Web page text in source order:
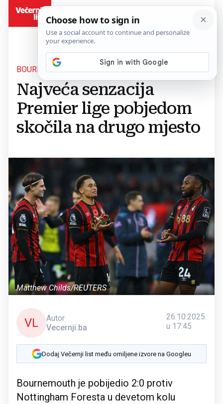
BOURNEMOUTH
Najveća senzacija
Premier lige pobjedom
skočila na drugo mjesto
Matthew Childs/REUTERS
VL
Autor
Vecernji.ba
26.10.2025.
u 17:45
Dodaj Večernji list među omiljene izvore na Googleu
Bournemouth je pobijedio 2:0 protiv
Nottingham Foresta u devetom kolu